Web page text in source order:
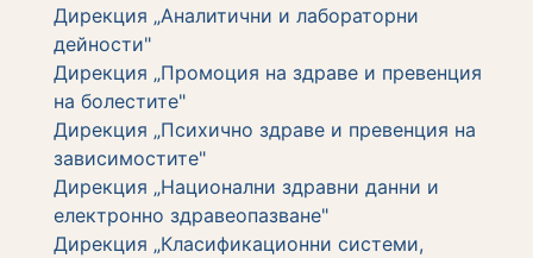
Дирекция „Аналитични и лабораторни
дейности"
Дирекция „Промоция на здраве и превенция
на болестите"
Дирекция „Психично здраве и превенция на
зависимостите"
Дирекция „Национални здравни данни и
електронно здравеопазване"
Дирекция „Класификационни системи,